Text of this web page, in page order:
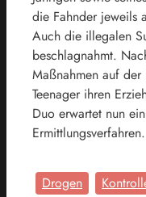
die Fahnder jeweils
Auch die illegalen
beschlagnahmt.
Maßnahmen auf
Teenager ihren
Duo erwartet nun
Ermittlungsverfahren.
Drogen